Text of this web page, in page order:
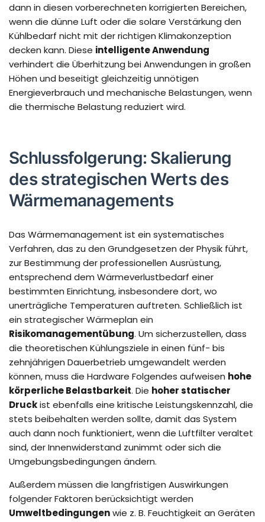
dann in diesen vorberechneten korrigierten Bereichen,
wenn die dünne Luft oder die solare Verstärkung den
Kühlbedarf nicht mit der richtigen Klimakonzeption
decken kann. Diese intelligente Anwendung
verhindert die Überhitzung bei Anwendungen in großen
Höhen und beseitigt gleichzeitig unnötigen
Energieverbrauch und mechanische Belastungen, wenn
die thermische Belastung reduziert wird.
Schlussfolgerung: Skalierung
des strategischen Werts des
Wärmemanagements
Das Wärmemanagement ist ein systematisches
Verfahren, das zu den Grundgesetzen der Physik führt,
zur Bestimmung der professionellen Ausrüstung,
entsprechend dem Wärmeverlustbedarf einer
bestimmten Einrichtung, insbesondere dort, wo
unerträgliche Temperaturen auftreten. Schließlich ist
ein strategischer Wärmeplan ein
Risikomanagementübung. Um sicherzustellen, dass
die theoretischen Kühlungsziele in einen fünf- bis
zehnjährigen Dauerbetrieb umgewandelt werden
können, muss die Hardware Folgendes aufweisen hohe
körperliche Belastbarkeit. Die hoher statischer
Druckist ebenfalls eine kritische Leistungskennzahl, die
stets beibehalten werden sollte, damit das System
auch dann noch funktioniert, wenn die Luftfilter veraltet
sind, der Innenwiderstand zunimmt oder sich die
Umgebungsbedingungen ändern.
Außerdem müssen die langfristigen Auswirkungen
folgender Faktoren berücksichtigt werden
Umweltbedingungenwie z. B. Feuchtigkeit an Geräten